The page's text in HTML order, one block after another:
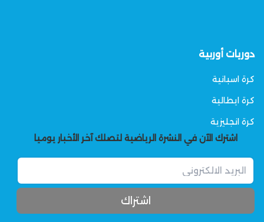
دوريات أوربية
كرة اسبانية
كرة ايطالية
كرة انجليزية
اشترك الآن في النشرة الرياضية لتصلك آخر الأخبار يوميا